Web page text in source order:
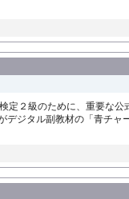
定２級のために、重要な
ジタル副教材の「青チ